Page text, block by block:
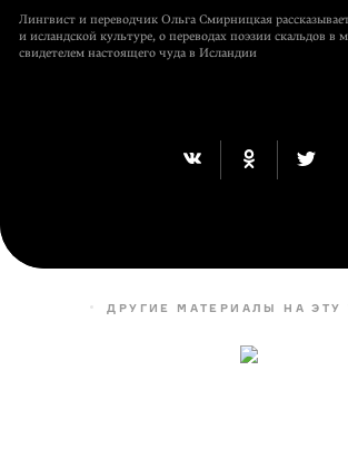
Лингвист и переводчик Ольга Смирницкая
и исландской культуре, о переводах поэзии скальдов в
свидетелем настоящего чуда в Исландии
ДРУГИЕ МАТЕРИАЛЫ НА ЭТУ